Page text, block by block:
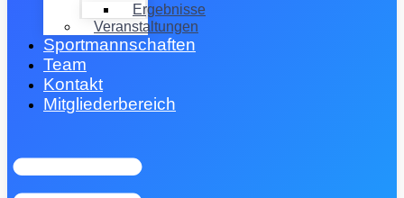
Ergebnisse
Veranstaltungen
Sportmannschaften
Team
Kontakt
Mitgliederbereich